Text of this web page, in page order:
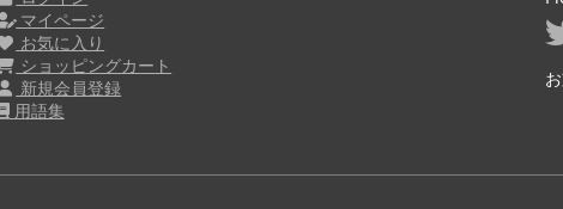
マイページ
お気に入り
ショッピングカート
新規会員登録
用語集